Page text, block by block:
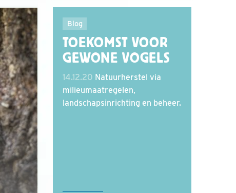
Blog
TOEKOMST VOOR
GEWONE VOGELS
14.12.20 Natuurherstel via
milieumaatregelen,
landschapsinrichting en beheer.